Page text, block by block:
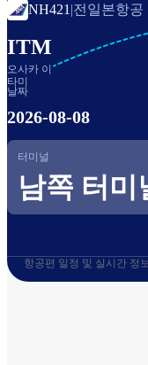
기 NH421 |전일본항공
ITM
오사카 이
타미
날짜
2026-08-08
터미널
남쪽 터미
항공편 일정 및 실시간 정